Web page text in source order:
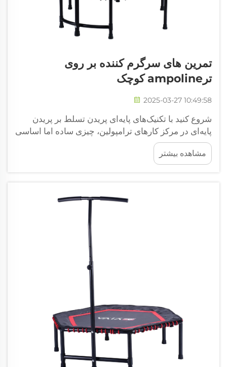
تمرین های سرگرم کننده بر روی
ترampoline کوچک
2025-03-27 10:49:58
شروع کنید با تکنیک‌های پایه‌ای پریدن تسلط بر پریدن
پایه‌ای در مرکز کارهای ترامپولین، چیزی ساده اما اساسی
وجود دارد: پریدن پایه‌ای. فقط روی آن ترامپولین کوچک
بالا و پایین بپرید، بدن را شل نگه دارید و خیلی گسترده
نپرید...
مشاهده بیشتر